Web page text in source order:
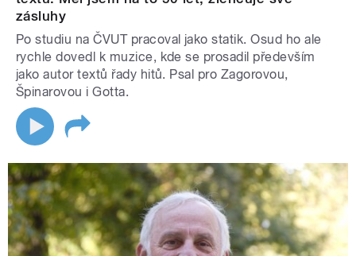
zásluhy
Po studiu na ČVUT pracoval jako statik. Osud ho ale
rychle dovedl k muzice, kde se prosadil především
jako autor textů řady hitů. Psal pro Zagorovou,
Špinarovou i Gotta.